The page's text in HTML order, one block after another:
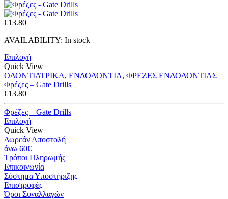
€13.80
AVAILABILITY: In stock
Επιλογή
Quick View
ΟΔΟΝΤΙΑΤΡΙΚΑ, ΕΝΔΟΔΟΝΤΙΑ, ΦΡΕΖΕΣ ΕΝΔΟΔΟΝΤΙΑΣ
Φρέζες – Gate Drills
€13.80
Φρέζες – Gate Drills
Επιλογή
Quick View
Δωρεάν Αποστολή
άνω 60€
Τρόποι Πληρωμής
Eπικοινωνία
Σύστημα Υποστήριξης
Επιστροφές
Όροι Συναλλαγών